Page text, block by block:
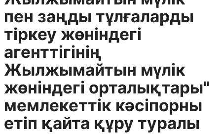
пен заңды тұлғаларды
тiркеу жөнiндегi
агенттiгiнiң
Жылжымайтын мүлiк
жөнiндегi орталықтары"
мемлекеттiк кәсiпорны
етiп қайта құру туралы